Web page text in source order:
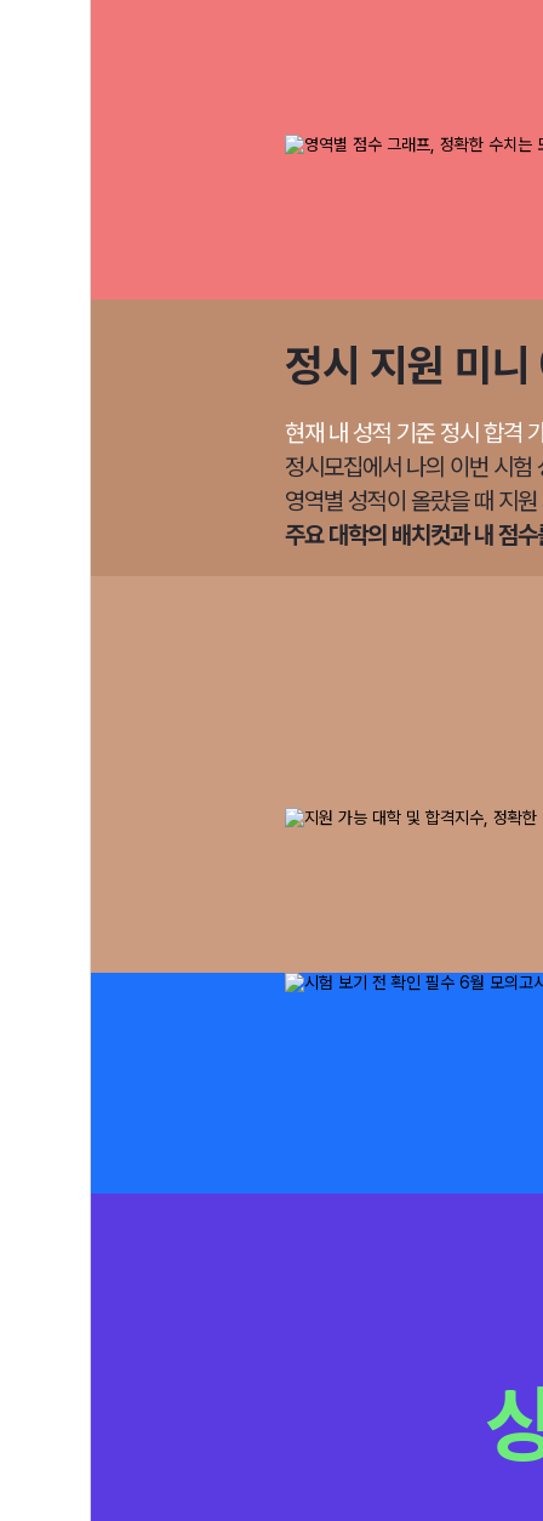
정시 지원 미니
현재 내 성적 기준 정시 합격
정시모집에서 나의 이번 시험
영역별 성적이 올랐을 때 지
주요 대학의 배치컷과 내 점